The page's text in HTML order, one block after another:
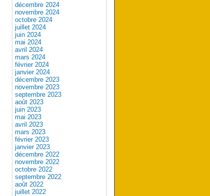
décembre 2024
novembre 2024
octobre 2024
juillet 2024
juin 2024
mai 2024
avril 2024
mars 2024
février 2024
janvier 2024
décembre 2023
novembre 2023
septembre 2023
août 2023
juin 2023
mai 2023
avril 2023
mars 2023
février 2023
janvier 2023
décembre 2022
novembre 2022
octobre 2022
septembre 2022
août 2022
juillet 2022